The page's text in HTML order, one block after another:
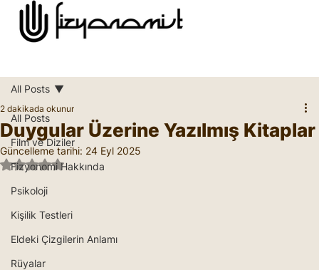
All Posts
Film ve Diziler
Fizyonomi Hakkında
Psikoloji
Kişilik Testleri
Eldeki Çizgilerin Anlamı
Rüyalar
All Posts
Duygular Üzerine Yazılmış Kitaplar
2 dakikada okunur
Güncelleme tarihi: 24 Eyl 2025
5 üzerinden NaN yıldız